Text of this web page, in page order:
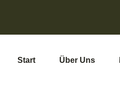
Start Über Uns